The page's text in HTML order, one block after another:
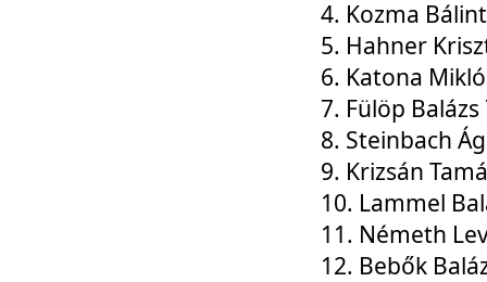
4. Kozma
5. Hahner
6. Katona
7. Fülöp
8. Steinbach
9. Krizsán
10. Lammel
11. Németh
12. Bebők